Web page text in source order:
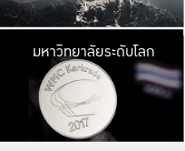
มหาวิ
เปลี่ยนแปลง แล
เพื่อทำง
ระบบสารสนเทศ
มหาวิทยาลัยระดับโลก